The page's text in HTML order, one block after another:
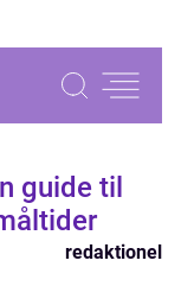
guide til
redaktionel